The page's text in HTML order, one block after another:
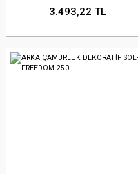
3.493,22 TL